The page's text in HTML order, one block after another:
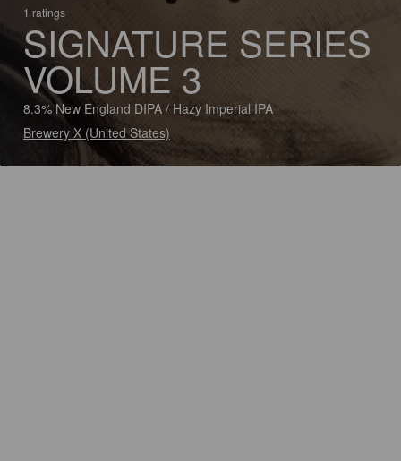
1 ratings
SIGNATURE SERIES
VOLUME 3
8.3% New England DIPA / Hazy Imperial IPA
Brewery X (United States)